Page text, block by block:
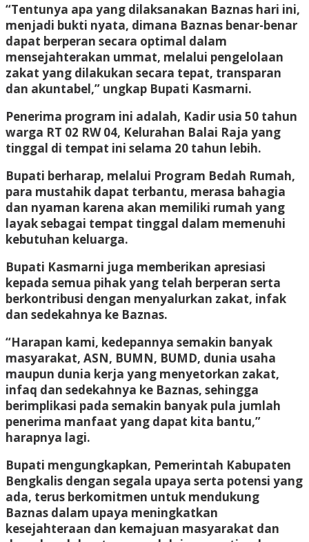
“Tentunya apa yang dilaksanakan Baznas hari ini,
menjadi bukti nyata, dimana Baznas benar-benar
dapat berperan secara optimal dalam
mensejahterakan ummat, melalui pengelolaan
zakat yang dilakukan secara tepat, transparan
dan akuntabel,” ungkap Bupati Kasmarni.
Penerima program ini adalah, Kadir usia 50 tahun
warga RT 02 RW 04, Kelurahan Balai Raja yang
tinggal di tempat ini selama 20 tahun lebih.
Bupati berharap, melalui Program Bedah Rumah,
para mustahik dapat terbantu, merasa bahagia
dan nyaman karena akan memiliki rumah yang
layak sebagai tempat tinggal dalam memenuhi
kebutuhan keluarga.
Bupati Kasmarni juga memberikan apresiasi
kepada semua pihak yang telah berperan serta
berkontribusi dengan menyalurkan zakat, infak
dan sedekahnya ke Baznas.
“Harapan kami, kedepannya semakin banyak
masyarakat, ASN, BUMN, BUMD, dunia usaha
maupun dunia kerja yang menyetorkan zakat,
infaq dan sedekahnya ke Baznas, sehingga
berimplikasi pada semakin banyak pula jumlah
penerima manfaat yang dapat kita bantu,”
harapnya lagi.
Bupati mengungkapkan, Pemerintah Kabupaten
Bengkalis dengan segala upaya serta potensi yang
ada, terus berkomitmen untuk mendukung
Baznas dalam upaya meningkatkan
kesejahteraan dan kemajuan masyarakat dan